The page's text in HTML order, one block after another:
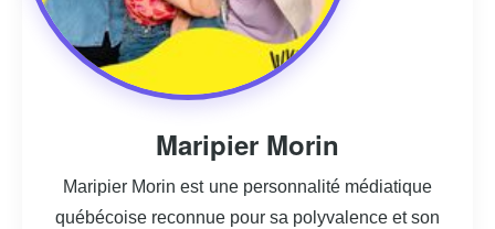
Maripier Morin
Maripier Morin est une personnalité médiatique
québécoise reconnue pour sa polyvalence et son